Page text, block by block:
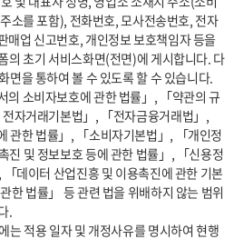
소를 포함), 전화번호, 모사전송번호, 전자
매업 신고번호, 개인정보 보호책임자 등을
의 초기 서비스화면(전면)에 게시합니다. 다
면을 통하여 볼 수 있도록 할 수 있습니다.
자거래기본법」, 「전자금융거래법」,
관한 법률」, 「소비자기본법」, 「개인정
진 및 정보보호 등에 관한 법률」, 「신용정
데이터 산업진흥 및 이용촉진에 관한 기본
한 법률」 등 관련 법을 위배하지 않는 범위
.